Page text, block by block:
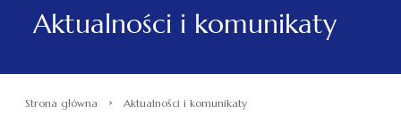
Aktualności i komunikaty
Strona główna › Aktualności i komunikaty